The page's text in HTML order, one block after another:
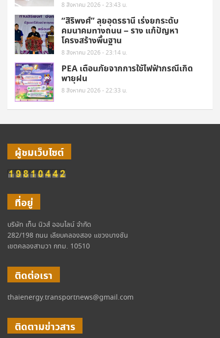
8 สิงหาคม 2026 - 23:43 น.
“สิริพงศ์” ลุยอุดรธานี เร่งยกระดับ
คมนาคมทางถนน – ราง แก้ปัญหา
โครงสร้างพื้นฐาน
8 สิงหาคม 2026 - 23:14 น.
PEA เตือนภัยจากการใช้ไฟฟ้ากรณีเกิด
พายุฝน
8 สิงหาคม 2026 - 22:33 น.
ผู้ชมเว็บไซต์
ที่อยู่
บริษัท เท็น นิวส์ ออนไลน์ จำกัด
282/198 ถนน เลียบคลองสอง แขวงบางชัน
เขตคลองสามวา กทม. 10510
ติดต่อเรา
thaienergy.transportnews@gmail.com
ติดตามข่าวสาร